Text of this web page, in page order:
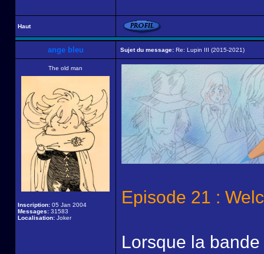
Haut
ange bleu Sujet du message: Re: Lupin III (2015-2021)
The old man
Inscription: 05 Jan 2004
Messages: 31583
Localisation: Joker
Episode 21 :
Lorsque la